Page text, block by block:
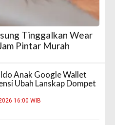
Tinggalkan Wear
Pintar Murah
Anak Google Wallet
Ubah Lanskap Dompet
16:00 WIB